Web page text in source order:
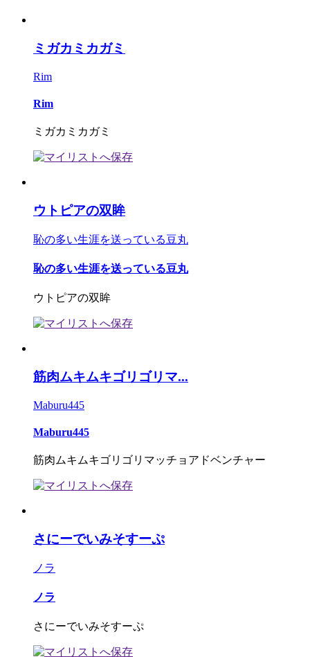
ミガカミカガミ
Rim
Rim
ミガカミカガミ
ウトピアの双眸
恥の多い生涯を送っている豆丸
恥の多い生涯を送っている豆丸
ウトピアの双眸
筋肉ムキムキゴリゴリマ...
Maburu445
Maburu445
筋肉ムキムキゴリゴリマッチョアドベンチャー
さにーでいみそすーぷ
ノラ
ノラ
さにーでいみそすーぷ